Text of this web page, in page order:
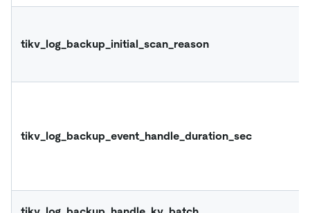
tikv_log_backup_initial_scan_reason
tikv_log_backup_event_handle_duration_sec